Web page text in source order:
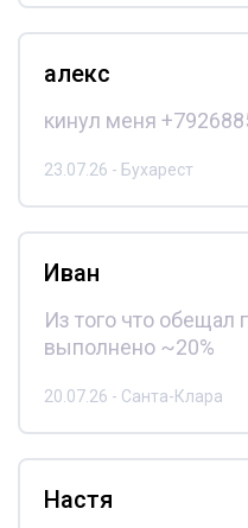
алекс
кинул меня
23.07.26 - Бухарест
Иван
Из того что обещал
выполнено ~20%
20.07.26 - Санта-Клара
Настя